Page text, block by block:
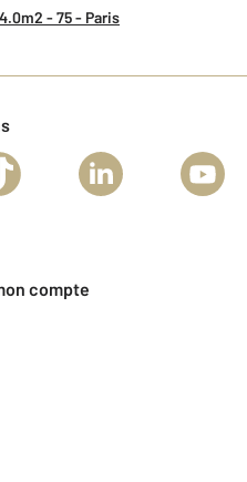
- 75 - Paris
compte